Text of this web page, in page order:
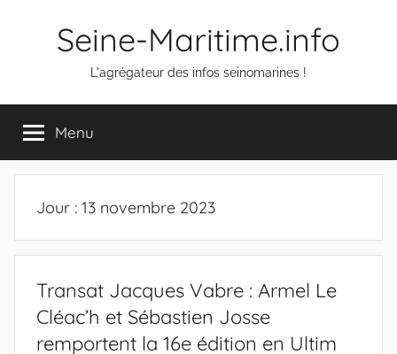
Seine-Maritime.info
L'agrégateur des infos seinomarines !
Menu
Jour : 13 novembre 2023
Transat Jacques Vabre : Armel Le
Cléac’h et Sébastien Josse
remportent la 16e édition en Ultim